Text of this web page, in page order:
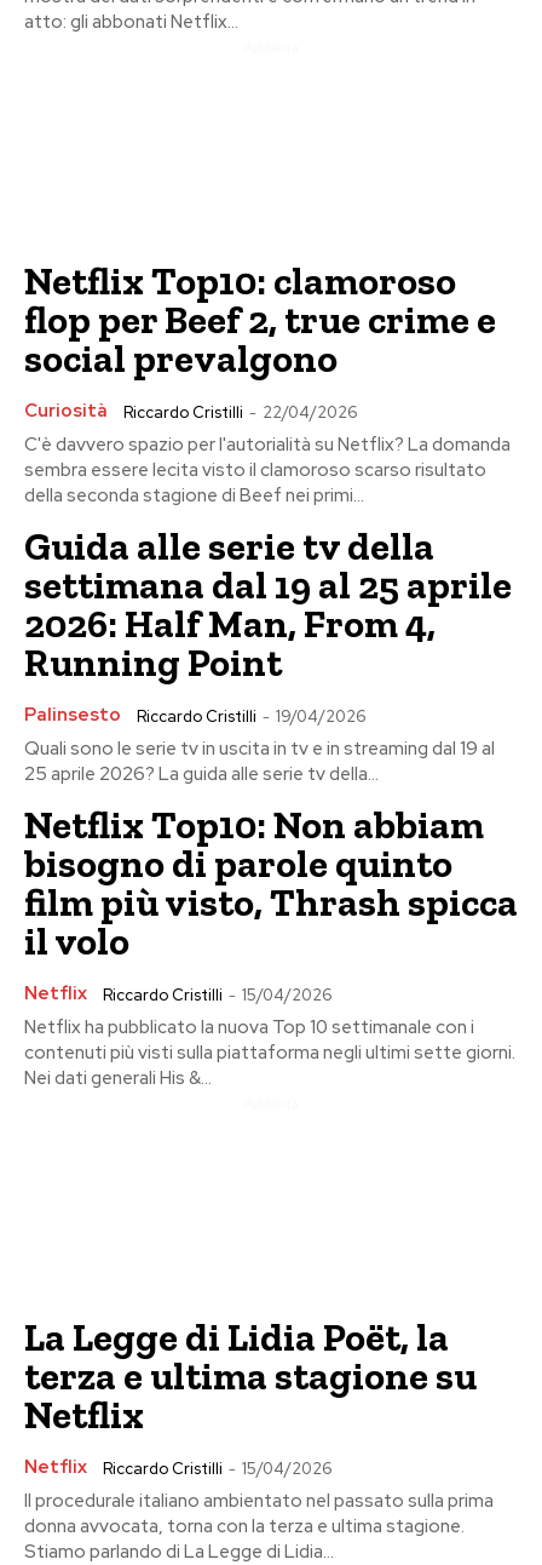
atto: gli abbonati Netflix...
Netflix Top10: clamoroso
flop per Beef 2, true crime e
social prevalgono
Curiosità Riccardo Cristilli - 22/04/2026
C'è davvero spazio per l'autorialità su Netflix? La domanda
sembra essere lecita visto il clamoroso scarso risultato
della seconda stagione di Beef nei primi...
Guida alle serie tv della
settimana dal 19 al 25 aprile
2026: Half Man, From 4,
Running Point
Palinsesto Riccardo Cristilli - 19/04/2026
Quali sono le serie tv in uscita in tv e in streaming dal 19 al
25 aprile 2026? La guida alle serie tv della...
Netflix Top10: Non abbiam
bisogno di parole quinto
film più visto, Thrash spicca
il volo
Netflix Riccardo Cristilli - 15/04/2026
Netflix ha pubblicato la nuova Top 10 settimanale con i
contenuti più visti sulla piattaforma negli ultimi sette giorni.
Nei dati generali His &...
La Legge di Lidia Poët, la
terza e ultima stagione su
Netflix
Netflix Riccardo Cristilli - 15/04/2026
Il procedurale italiano ambientato nel passato sulla prima
donna avvocata, torna con la terza e ultima stagione.
Stiamo parlando di La Legge di Lidia...